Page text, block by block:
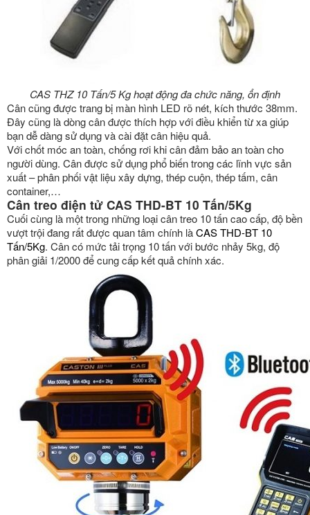
CAS THZ 10 Tấn/5 Kg hoạt động đa chức năng, ổn định
Cân cũng được trang bị màn hình LED rõ nét, kích thước 38mm.
Đây cũng là dòng cân được thích hợp với điều khiển từ xa giúp
bạn dễ dàng sử dụng và cài đặt cân hiệu quả.
Với chốt móc an toàn, chống rơi khi cân đảm bảo an toàn cho
người dùng. Cân được sử dụng phổ biến trong các lĩnh vực sản
xuất – phân phối vật liệu xây dựng, thép cuộn, thép tấm, cân
container,…
Cân treo điện tử CAS THD-BT 10 Tấn/5Kg
Cuối cùng là một trong những loại cân treo 10 tấn cao cấp, độ bền
vượt trội đang rất được quan tâm chính làCAS THD-BT 10
Tấn/5Kg. Cân có mức tải trọng 10 tấn với bước nhảy 5kg, độ
phân giải 1/2000 để cung cấp kết quả chính xác.